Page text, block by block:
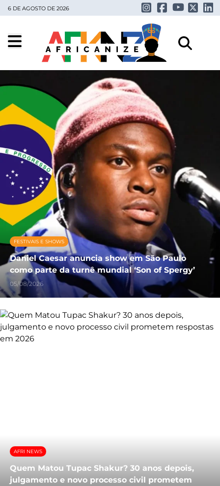
6 DE AGOSTO DE 2026
FESTIVAIS E SHOWS
Daniel Caesar anuncia show em São Paulo
como parte da turnê mundial ‘Son of Spergy’
05/08/2026
AFRI NEWS
Quem Matou Tupac Shakur? 30 anos depois,
julgamento e novo processo civil prometem